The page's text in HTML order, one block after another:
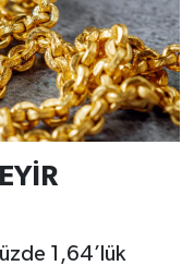
1,64’lük